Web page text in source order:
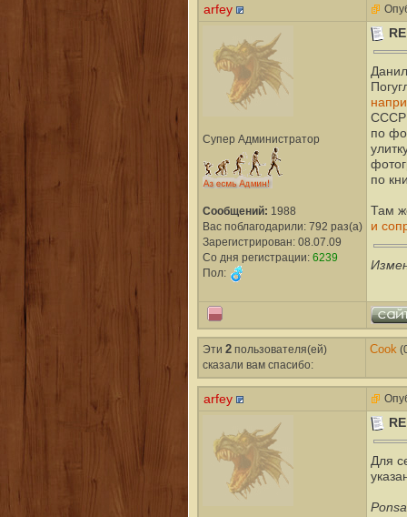
arfey
Супер Администратор
Сообщений: 1988
Вас поблагодарили: 792 раз(а)
Зарегистрирован: 08.07.09
Со дня регистрации: 6239
Пол:
СССР
по
по
Там
и
Эти 2пользователя(ей)
сказали вам cпасибо:
Cook
arfey
Для